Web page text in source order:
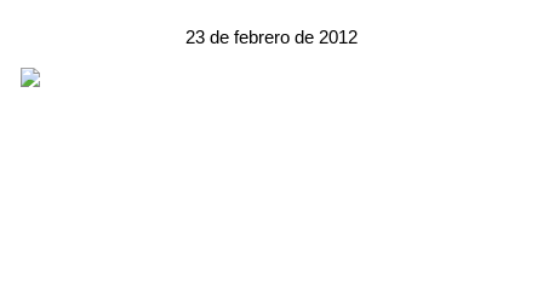
23 de febrero de 2012